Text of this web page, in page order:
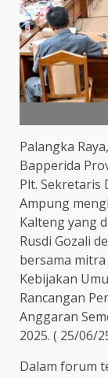
Palangka
Bapperida
Plt. Sekretaris
Ampung
Kalteng yang
Rusdi Gozali
bersama
Kebijakan
Rancangan
Anggaran
2025. ( 25/06/
Dalam forum